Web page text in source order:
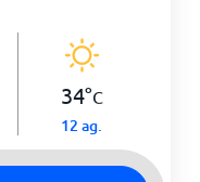
34°C
12 ag.